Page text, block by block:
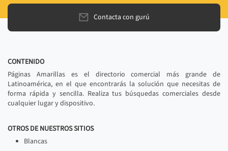
Contacta con gurú
CONTENIDO
Páginas Amarillas es el directorio comercial más grande de
Latinoamérica, en el que encontrarás la solución que necesitas de
forma rápida y sencilla. Realiza tus búsquedas comerciales desde
cualquier lugar y dispositivo.
OTROS DE NUESTROS SITIOS
Blancas